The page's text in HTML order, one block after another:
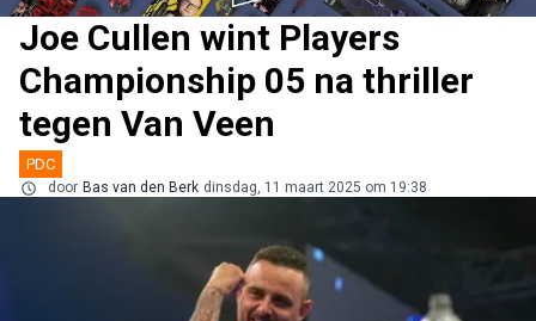
Joe Cullen wint Players
Championship 05 na thriller
tegen Van Veen
PDC
door Bas van den Berk dinsdag, 11 maart 2025 om 19:38